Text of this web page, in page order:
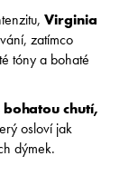
Virginia
zatímco
tóny a bohaté
chutí,
osloví jak
dýmek.